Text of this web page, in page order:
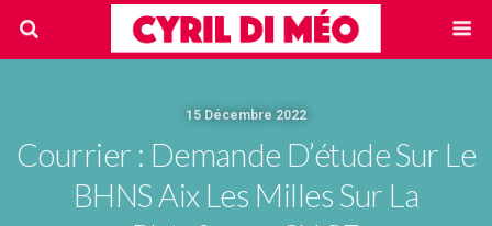
15 Décembre 2022
Courrier : Demande D’étude Sur Le
BHNS Aix Les Milles Sur La